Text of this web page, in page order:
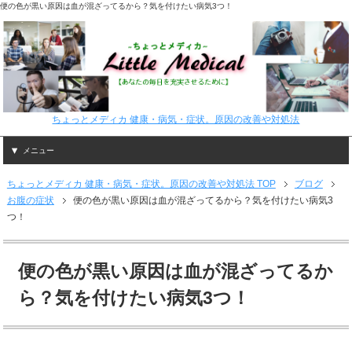
便の色が黒い原因は血が混ざってるから？気を付けたい病気3つ！
ちょっとメディカ 健康・病気・症状。原因の改善や対処法
メニュー
ちょっとメディカ 健康・病気・症状。原因の改善や対処法 TOP
ブログ
お腹の症状
便の色が黒い原因は血が混ざってるから？気を付けたい病気3
つ！
便の色が黒い原因は血が混ざってるか
ら？気を付けたい病気3つ！